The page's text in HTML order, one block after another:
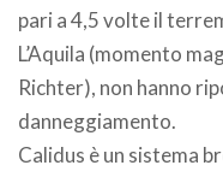
pari a 4,5 volte il
L’Aquila (momento
Richter), non hanno
danneggiamento.
Calidus è un sistema